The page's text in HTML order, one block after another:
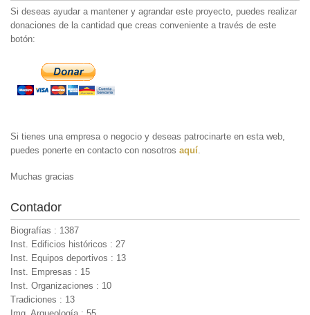
Si deseas ayudar a mantener y agrandar este proyecto, puedes realizar
donaciones de la cantidad que creas conveniente a través de este
botón:
Si tienes una empresa o negocio y deseas patrocinarte en esta web,
puedes ponerte en contacto con nosotros aquí
Muchas gracias
Contador
Biografías : 1387
Inst. Edificios históricos : 27
Inst. Equipos deportivos : 13
Inst. Empresas : 15
Inst. Organizaciones : 10
Tradiciones : 13